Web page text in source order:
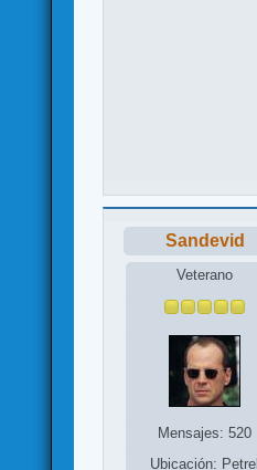
Sandevid
Veterano
Mensajes: 520
Ubicación: Petrel